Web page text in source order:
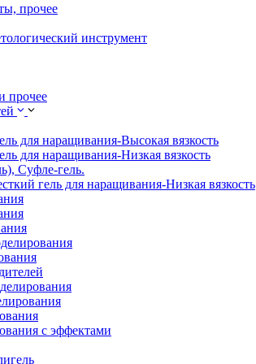
прочее
инструмент
прочее
для наращивания-Высокая вязкость
для наращивания-Низкая вязкость
Суфле-гель.
гель для наращивания-Низкая вязкость
с эффектами